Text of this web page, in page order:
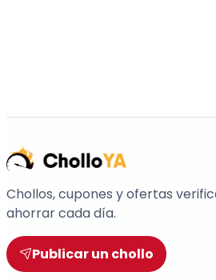
Chollos, cupones y ofertas
ahorrar cada día.
Publicar un chollo